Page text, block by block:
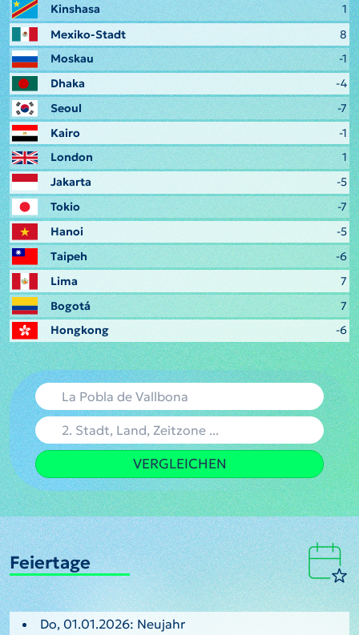
Kinshasa
1
Mexiko-Stadt
8
Moskau
-1
Dhaka
-4
Seoul
-7
Kairo
-1
London
1
Jakarta
-5
Tokio
-7
Hanoi
-5
Taipeh
-6
Lima
7
Bogotá
7
Hongkong
-6
VERGLEICHEN
Feiertage
Do, 01.01.2026: Neujahr